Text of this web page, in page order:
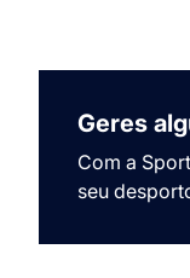
Geres
Com a
seu